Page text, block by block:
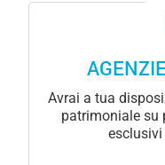
Avrai a tua
patrimoniale su